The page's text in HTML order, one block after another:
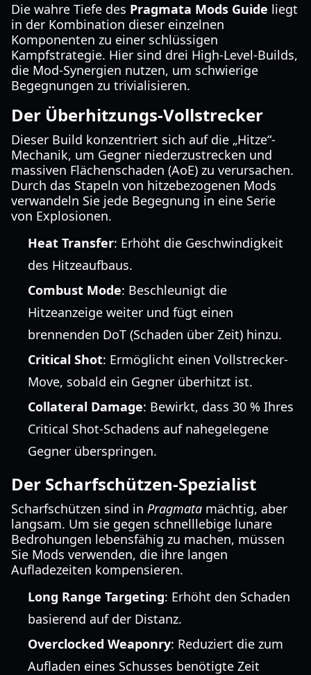
Die wahre Tiefe des Pragmata Mods Guide liegt
in der Kombination dieser einzelnen
Komponenten zu einer schlüssigen
Kampfstrategie. Hier sind drei High-Level-Builds,
die Mod-Synergien nutzen, um schwierige
Begegnungen zu trivialisieren.
Der Überhitzungs-Vollstrecker
Dieser Build konzentriert sich auf die „Hitze“-
Mechanik, um Gegner niederzustrecken und
massiven Flächenschaden (AoE) zu verursachen.
Durch das Stapeln von hitzebezogenen Mods
verwandeln Sie jede Begegnung in eine Serie
von Explosionen.
Heat Transfer: Erhöht die Geschwindigkeit
des Hitzeaufbaus.
Combust Mode: Beschleunigt die
Hitzeanzeige weiter und fügt einen
brennenden DoT (Schaden über Zeit) hinzu.
Critical Shot: Ermöglicht einen Vollstrecker-
Move, sobald ein Gegner überhitzt ist.
Collateral Damage: Bewirkt, dass 30 % Ihres
Critical Shot-Schadens auf nahegelegene
Gegner überspringen.
Der Scharfschützen-Spezialist
Scharfschützen sind in Pragmata mächtig, aber
langsam. Um sie gegen schnelllebige lunare
Bedrohungen lebensfähig zu machen, müssen
Sie Mods verwenden, die ihre langen
Aufladezeiten kompensieren.
Long Range Targeting: Erhöht den Schaden
basierend auf der Distanz.
Overclocked Weaponry: Reduziert die zum
Aufladen eines Schusses benötigte Zeit